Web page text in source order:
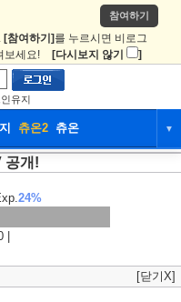
참여하기
[참여하기] 를 누르시면 비로그
보세요! [다시보지 않기 ]
유지
츄온2 츄온 ▼
커뮤니티
츄온2
공개!
24%
[닫기X]